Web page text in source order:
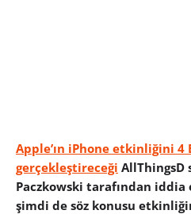
Apple’ın iPhone etkinliğini
gerçekleştireceği AllThingsD
Paczkowski tarafından
şimdi de söz konusu